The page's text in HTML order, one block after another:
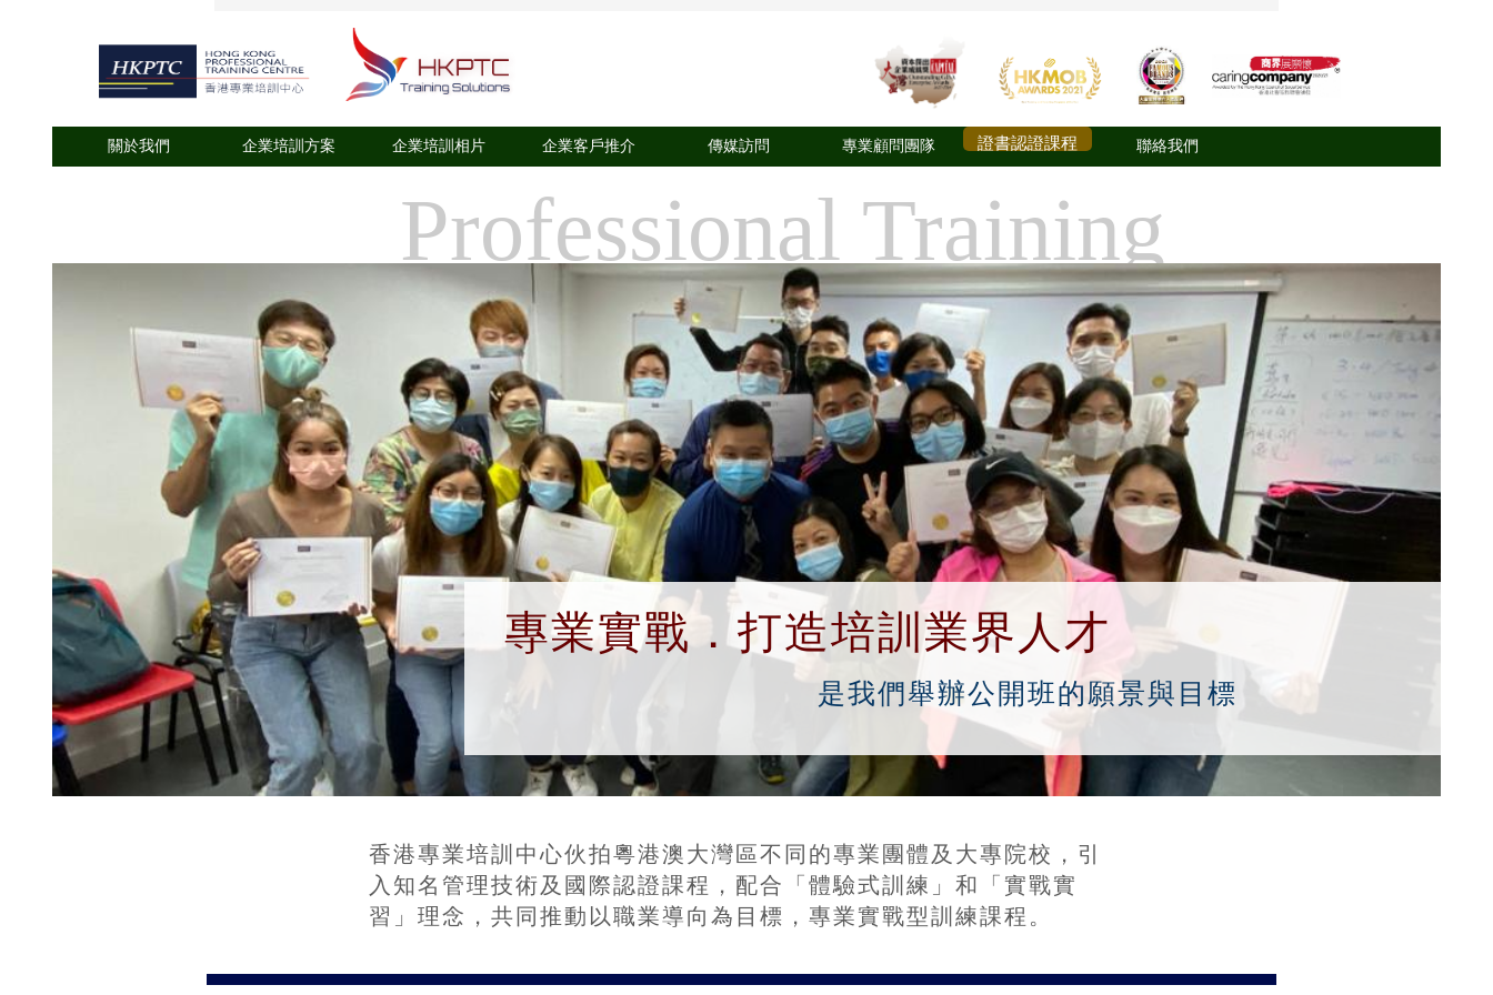
關於我們 企業培訓方案 企業培訓相片 企業客戶推介 傳媒訪問 專業顧問團隊 證書認證課程 聯絡我們
香港專業培訓中心伙拍粵港澳大灣區不同的專業團體及大專院校，引
入知名管理技術及國際認證課程，配合「體驗式訓練」和「實戰實
習」理念，共同推動以職業導向為目標， 專業實戰型訓練課程 。
專業實戰．打造培訓業界人才
是我們舉辦公開班的願景與目標
Professional Training